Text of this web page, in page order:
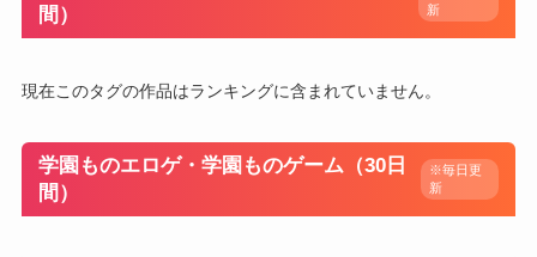
間）
新
現在このタグの作品はランキングに含まれていません。
学園ものエロゲ・学園ものゲーム（30日
間）
※毎日更
新